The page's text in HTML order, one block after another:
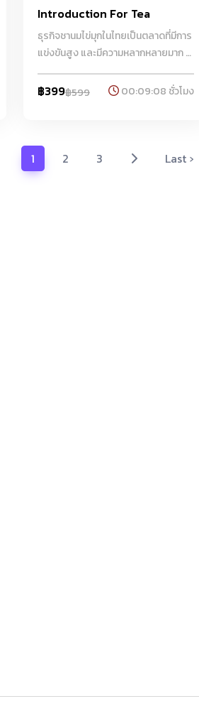
Introduction For Tea
ธุรกิจชานมไข่มุกในไทยเป็นตลาดที่มีการ
แข่งขันสูง และมีความหลากหลายมาก มี
ร้านชานมไข่มุกตั้งแต่แบรนด์ท้องถิ่นไป
จนถึงแบรนด์ระดับนานาชาติ ความ
หมายอย่างมีประสิทธิภาพ ทาง Coffee
Craft ได้คัดสรรคุณภาพที่ดีที่สุด
฿399฿599 00:09:08 ชั่วโมง
1 2 3 Last ›